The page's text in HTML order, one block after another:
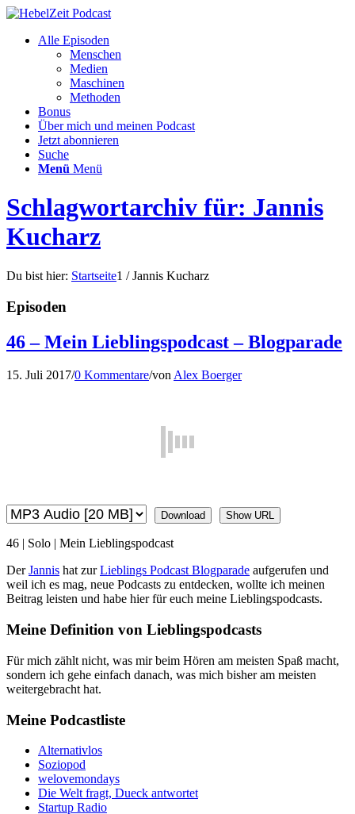
Alle Episoden
Menschen
Medien
Maschinen
Methoden
Bonus
Über mich und meinen Podcast
Jetzt abonnieren
Suche
Menü Menü
Schlagwortarchiv für: Jannis
Kucharz
Du bist hier: Startseite1 / Jannis Kucharz
Episoden
46 – Mein Lieblingspodcast – Blogparade
15. Juli 2017/0 Kommentare/vonAlex Boerger
Download Show URL
46 | Solo | Mein Lieblingspodcast
DerJannis hat zurLieblings Podcast Blogparade aufgerufen und
weil ich es mag, neue Podcasts zu entdecken, wollte ich meinen
Beitrag leisten und habe hier für euch meine Lieblingspodcasts.
Meine Definition von Lieblingspodcasts
Für mich zählt nicht, was mir beim Hören am meisten Spaß macht,
sondern ich gehe einfach danach, was mich bisher am meisten
weitergebracht hat.
Meine Podcastliste
Alternativlos
Soziopod
welovemondays
Die Welt fragt, Dueck antwortet
Startup Radio